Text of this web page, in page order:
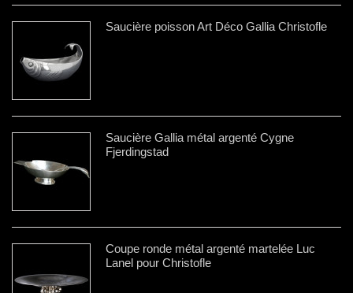
Saucière poisson Art Déco Gallia Christofle
Saucière Gallia métal argenté Cygne
Fjerdingstad
Coupe ronde métal argenté martelée Luc
Lanel pour Christofle